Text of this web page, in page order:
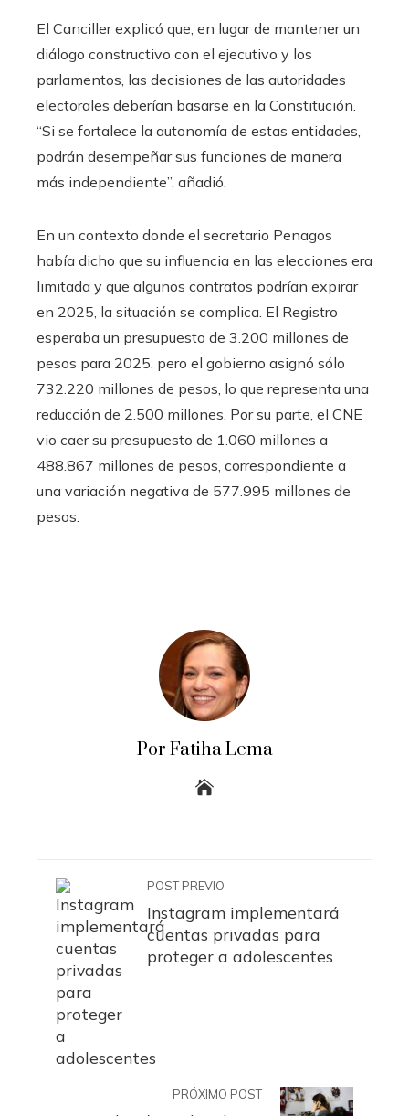
El Canciller explicó que, en lugar de mantener un
diálogo constructivo con el ejecutivo y los
parlamentos, las decisiones de las autoridades
electorales deberían basarse en la Constitución.
“Si se fortalece la autonomía de estas entidades,
podrán desempeñar sus funciones de manera
más independiente”, añadió.
En un contexto donde el secretario Penagos
había dicho que su influencia en las elecciones era
limitada y que algunos contratos podrían expirar
en 2025, la situación se complica. El Registro
esperaba un presupuesto de 3.200 millones de
pesos para 2025, pero el gobierno asignó sólo
732.220 millones de pesos, lo que representa una
reducción de 2.500 millones. Por su parte, el CNE
vio caer su presupuesto de 1.060 millones a
488.867 millones de pesos, correspondiente a
una variación negativa de 577.995 millones de
pesos.
Por Fatiha Lema
POST PREVIO
Instagram implementará
cuentas privadas para
proteger a adolescentes
PRÓXIMO POST